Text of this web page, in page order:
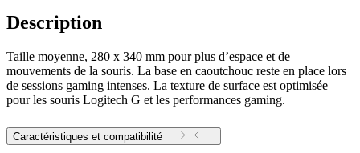
Description
Taille moyenne, 280 x 340 mm pour plus d’espace et de
mouvements de la souris. La base en caoutchouc reste en place lors
de sessions gaming intenses. La texture de surface est optimisée
pour les souris Logitech G et les performances gaming.
Caractéristiques et compatibilité